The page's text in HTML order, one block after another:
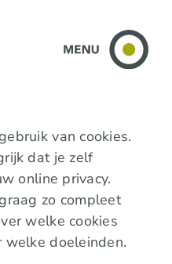
van cookies.
dat je zelf
online privacy.
zo compleet
welke cookies
welke doeleinden.